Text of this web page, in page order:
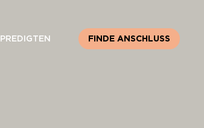
PREDIGTEN FINDE ANSCHLUSS